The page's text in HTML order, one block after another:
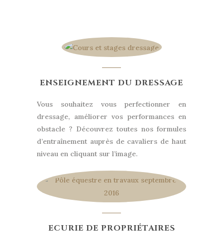
ENSEIGNEMENT DU DRESSAGE
Vous souhaitez vous perfectionner en
dressage, améliorer vos performances en
obstacle ? Découvrez toutes nos formules
d’entraînement auprès de cavaliers de haut
niveau en cliquant sur l’image.
ECURIE DE PROPRIÉTAIRES